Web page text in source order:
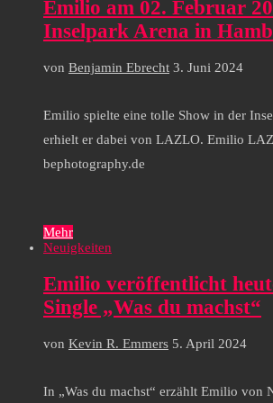
Emilio am 02. Februar
Inselpark Arena in
von Benjamin Ebrecht 3. Juni 2024
Emilio spielte eine tolle Show in der
erhielt er dabei von LAZLO. Emilio
bephotography.de
Mehr
Neuigkeiten
Emilio veröffentlicht
Single „Was du machst“
von Kevin R. Emmers 5. April 2024
In „Was du machst“ erzählt Emilio von